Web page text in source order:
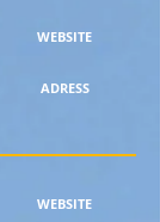
WEBSITE
ADRESS
WEBSITE